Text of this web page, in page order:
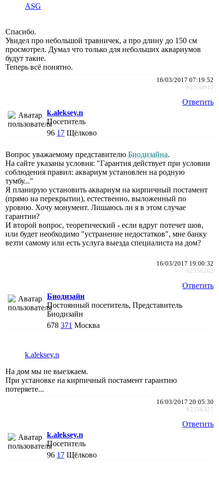
АSG
Спасибо.
Увидел про небольшой травничек, а про длину до 150 см
просмотрел. Думал что только для небольших аквариумов
будут такие.
Теперь всё понятно.
16/03/2017 07:19:52
#2356010
Ответить
k.aleksey.n
Посетитель
96 17 Щёлково
Вопрос уважаемому представителю Биодизайна.
На сайте указаны условия: "Гарантия действует при условии
соблюдения правил: аквариум установлен на родную
тумбу..."
Я планирую установить аквариум на кирпичный постамент
(прямо на перекрытии), естественно, выложенный по
уровню. Хочу монумент. Лишаюсь ли я в этом случае
гарантии?
И второй вопрос, теоретический - если вдруг потечет шов,
или будет необходимо "устранение недостатков", мне банку
везти самому или есть услуга выезда специалиста на дом?
16/03/2017 19:00:32
#2356292
Ответить
Биодизайн
Постоянный посетитель, Представитель
Биодизайн
678 371 Москва
k.aleksey.n
На дом мы не выезжаем.
При установке на кирпичный постамент гарантию
потеряете...
16/03/2017 20:05:30
#2356327
Ответить
k.aleksey.n
Посетитель
96 17 Щёлково